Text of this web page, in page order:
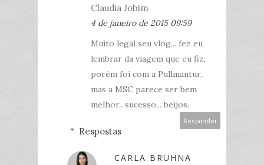
Claudia Jobim
4 de janeiro de 2015 09:59
Muito legal seu vlog... fez eu
lembrar da viagem que eu fiz,
porém foi com a Pullmantur..
mas a MSC parece ser bem
melhor.. sucesso... beijos.
Responder
Respostas
CARLA BRUHNA